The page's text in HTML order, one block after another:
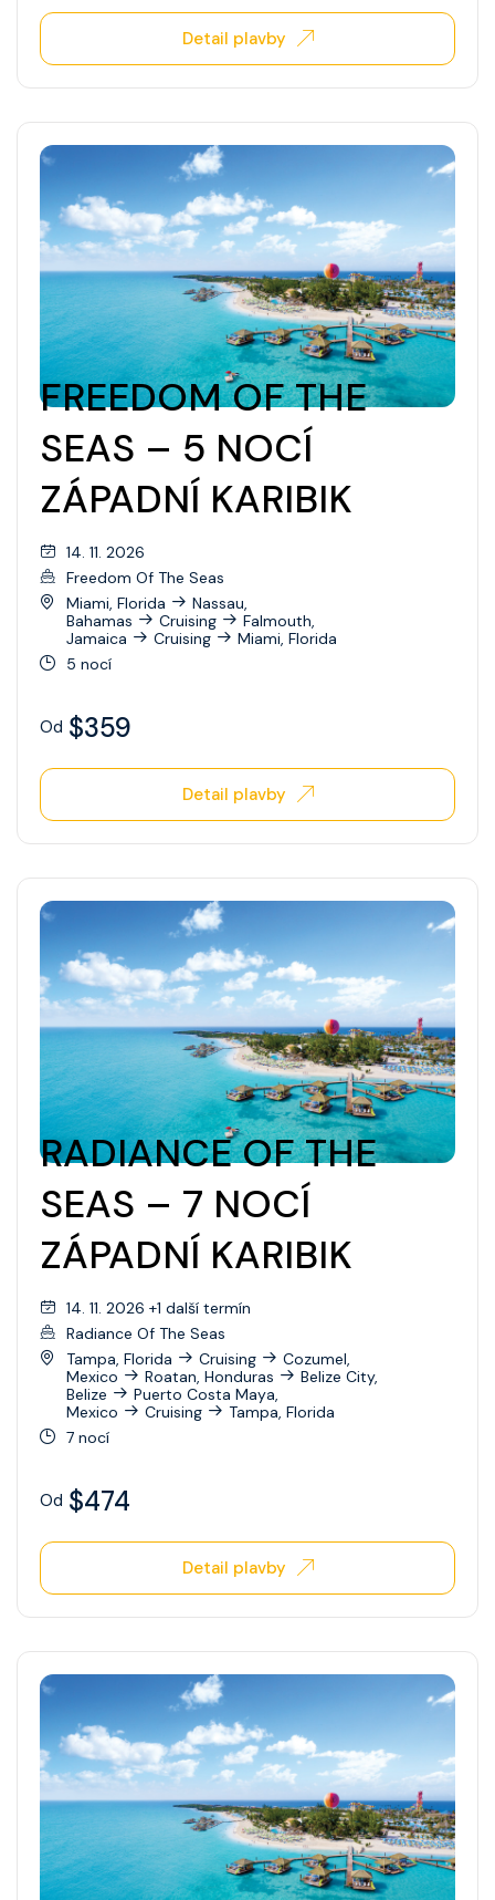
Detail plavby
FREEDOM OF THE
SEAS – 5 NOCÍ
ZÁPADNÍ KARIBIK
14. 11. 2026
Freedom Of The Seas
Miami, Florida
Nassau,
Bahamas
Cruising
Falmouth,
Jamaica
Cruising
Miami, Florida
5 nocí
Od $359
Detail plavby
RADIANCE OF THE
SEAS – 7 NOCÍ
ZÁPADNÍ KARIBIK
14. 11. 2026 +1 další termín
Radiance Of The Seas
Tampa, Florida
Cruising
Cozumel,
Mexico
Roatan, Honduras
Belize City,
Belize
Puerto Costa Maya,
Mexico
Cruising
Tampa, Florida
7 nocí
Od $474
Detail plavby